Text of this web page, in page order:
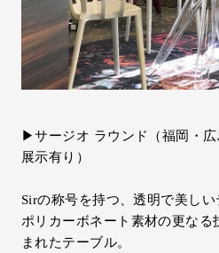
▶サージオ ラウンド（福岡・
展示有り）
Sirの称号を持つ、透明で美しい
ポリカーボネート素材の更なる
まれたテーブル。